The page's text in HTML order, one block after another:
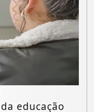
educação